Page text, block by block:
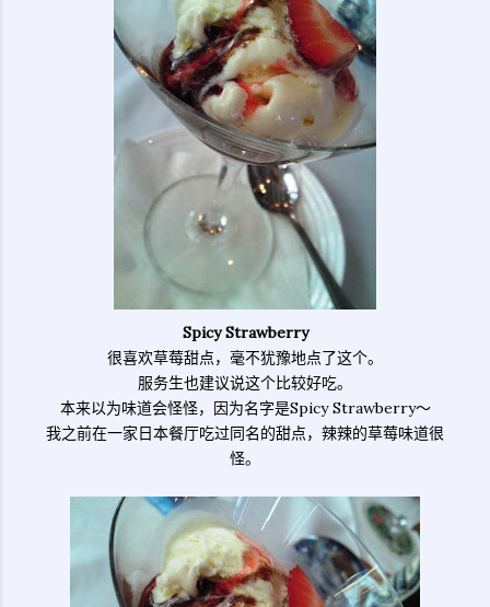
Spicy Strawberry
很喜欢草莓甜点，毫不犹豫地点了这个。
服务生也建议说这个比较好吃。
本来以为味道会怪怪，因为名字是Spicy Strawberry～
我之前在一家日本餐厅吃过同名的甜点，辣辣的草莓味道很
怪。